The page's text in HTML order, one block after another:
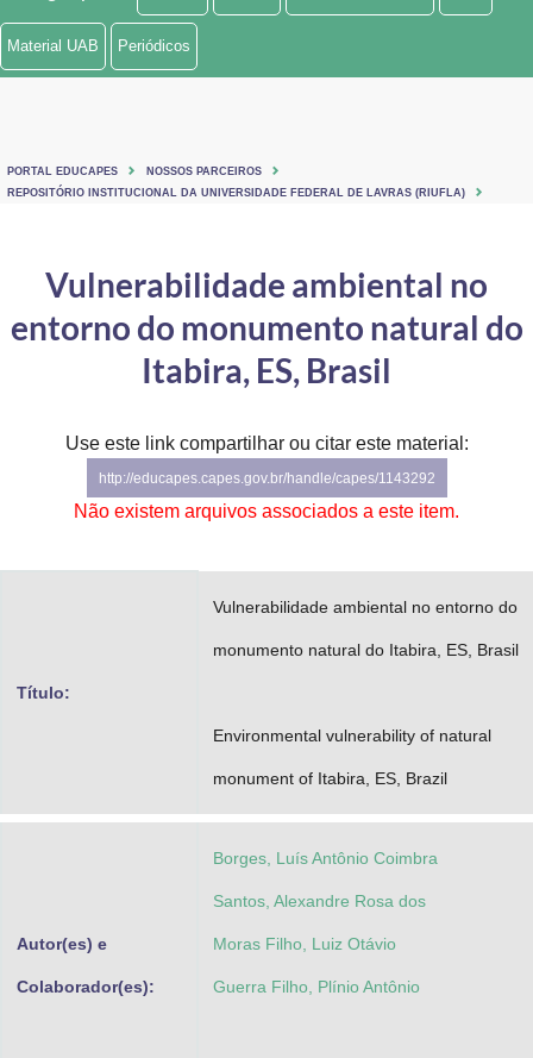
Ministério de Minas e Energia
Ministério do Turismo
Controladoria-Geral da União
Secretaria de Governo
Gabinete de Segurança Institucional
Material UAB Periódicos
PORTAL EDUCAPES
NOSSOS PARCEIROS
REPOSITÓRIO INSTITUCIONAL DA UNIVERSIDADE FEDERAL DE LAVRAS (RIUFLA)
Vulnerabilidade ambiental no
entorno do monumento natural do
Itabira, ES, Brasil
Use este link compartilhar ou citar este material:
http://educapes.capes.gov.br/handle/capes/1143292
Não existem arquivos associados a este item.
Título:
Vulnerabilidade ambiental no entorno do
monumento natural do Itabira, ES, Brasil
Environmental vulnerability of natural
monument of Itabira, ES, Brazil
Autor(es) e
Colaborador(es):
Borges, Luís Antônio Coimbra
Santos, Alexandre Rosa dos
Moras Filho, Luiz Otávio
Guerra Filho, Plínio Antônio